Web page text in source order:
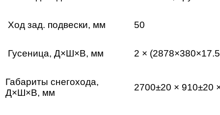
Ход зад. подвески, мм 50
Гусеница, Д×Ш×В, мм 2 ×
Габариты снегохода,
Д×Ш×В, мм
2700±20 × 910±20